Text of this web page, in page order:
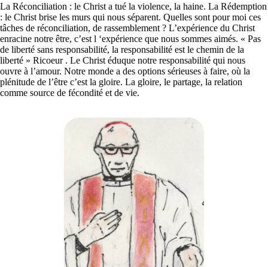
La Réconciliation : le Christ a tué la violence, la haine. La Rédemption
: le Christ brise les murs qui nous séparent. Quelles sont pour moi ces
tâches de réconciliation, de rassemblement ? L’expérience du Christ
enracine notre être, c’est l ‘expérience que nous sommes aimés. « Pas
de liberté sans responsabilité, la responsabilité est le chemin de la
liberté » Ricoeur . Le Christ éduque notre responsabilité qui nous
ouvre à l’amour. Notre monde a des options sérieuses à faire, où la
plénitude de l’être c’est la gloire. La gloire, le partage, la relation
comme source de fécondité et de vie.